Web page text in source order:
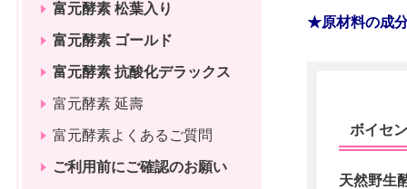
★原材料の成
ボイセ
天然野生
富元酵素 松葉入り
富元酵素 ゴールド
富元酵素 抗酸化デラックス
富元酵素 延壽
富元酵素よくあるご質問
ご利用前にご確認のお願い